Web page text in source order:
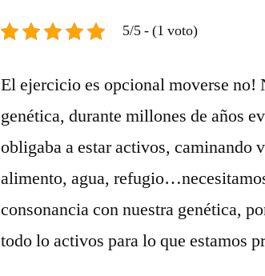
5/5 - (1 voto)
El ejercicio es opcional moverse no!
genética, durante millones de años
obligaba a estar activos, caminando
alimento, agua,
consonancia con nuestra genética,
todo lo activos para lo que estamos